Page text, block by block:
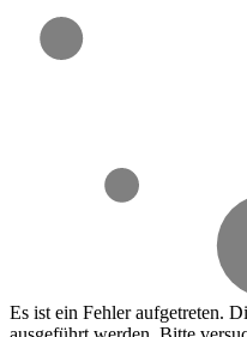
Es ist ein Fehler aufgetreten.